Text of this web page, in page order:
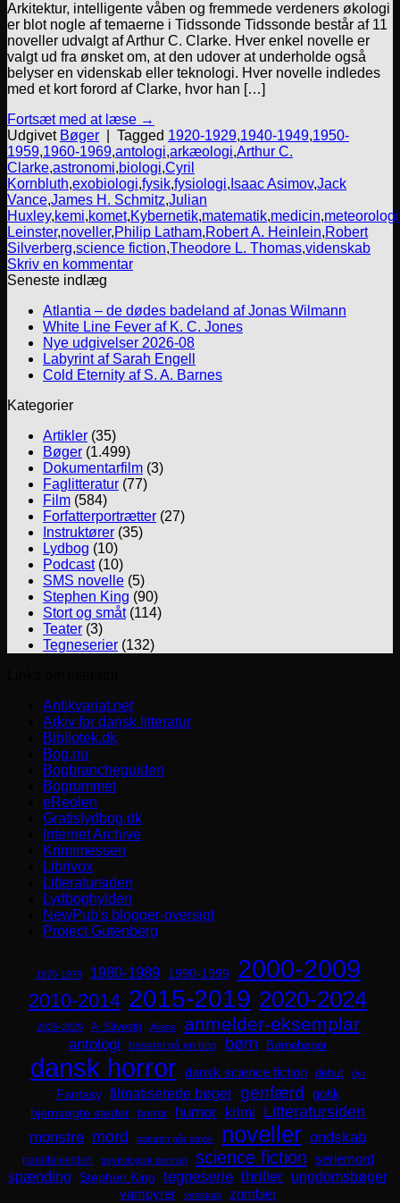
Arkitektur, intelligente våben og fremmede verdeners økologi
er blot nogle af temaerne i Tidssonde Tidssonde består af 11
noveller udvalgt af Arthur C. Clarke. Hver enkel novelle er
valgt ud fra ønsket om, at den udover at underholde også
belyser en videnskab eller teknologi. Hver novelle indledes
med et kort forord af Clarke, hvor han […]
Fortsæt med at læse →
Udgivet Bøger Tagged 1920-1929,1940-1949,1950-
1959,1960-1969,antologi,arkæologi,Arthur C.
Clarke,astronomi,biologi,Cyril
Kornbluth,exobiologi,fysik,fysiologi, Isaac Asimov,Jack
Vance,James H. Schmitz,Julian
Huxley,kemi,komet,Kybernetik,matematik,medicin,meteorologi
Leinster,noveller,Philip Latham,Robert A. Heinlein,Robert
Silverberg,science fiction,Theodore L. Thomas,videnskab
Skriv en kommentar
Seneste indlæg
Atlantia – de dødes badeland af Jonas Wilmann
White Line Fever af K. C. Jones
Nye udgivelser 2026-08
Labyrint af Sarah Engell
Cold Eternity af S. A. Barnes
Kategorier
Artikler (35)
Bøger (1.499)
Dokumentarfilm (3)
Faglitteratur (77)
Film (584)
Forfatterportrætter (27)
Instruktører (35)
Lydbog (10)
Podcast(10)
SMS novelle (5)
Stephen King (90)
Stort og småt(114)
Teater (3)
Tegneserier (132)
Antikvariat.net
Arkiv for dansk litteratur
Bibliotek.dk
Bog.nu
Bogbrancheguiden
Bogrummet
eReolen
Gratislydbog.dk
Internet Archive
Krimimessen
Librivox
Litteratursiden
Lydboghylden
NewPub's blogger-oversigt
Project Gutenberg
1970-1979 1980-1989 1990-1999 2000-2009
2010-2014 2015-2019 2020-2024
2025-2029 A. Silvestri Aliens anmelder-eksemplar
antologi baseret på en bog børn Børnebøger
dansk horror dansk science fiction debut dyr
Fantasy filmatiserede bøger genfærd
gotik
hjemsøgte steder
horror humor krimi Litteratursiden
monstre mord naturen går amok noveller ondskab
parallelverden psykologisk portræt science fiction seriemord
spænding Stephen King tegneserie thriller ungdomsbøger
vampyrer venskab
zombier